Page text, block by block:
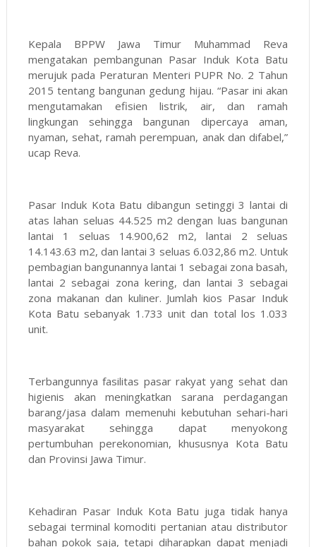
Kepala BPPW Jawa Timur Muhammad Reva
mengatakan pembangunan Pasar Induk Kota Batu
merujuk pada Peraturan Menteri PUPR No. 2 Tahun
2015 tentang bangunan gedung hijau. “Pasar ini akan
mengutamakan efisien listrik, air, dan ramah
lingkungan sehingga bangunan dipercaya aman,
nyaman, sehat, ramah perempuan, anak dan difabel,”
ucap Reva.
Pasar Induk Kota Batu dibangun setinggi 3 lantai di
atas lahan seluas 44.525 m2 dengan luas bangunan
lantai 1 seluas 14.900,62 m2, lantai 2 seluas
14.143.63 m2, dan lantai 3 seluas 6.032,86 m2. Untuk
pembagian bangunannya lantai 1 sebagai zona basah,
lantai 2 sebagai zona kering, dan lantai 3 sebagai
zona makanan dan kuliner. Jumlah kios Pasar Induk
Kota Batu sebanyak 1.733 unit dan total los 1.033
unit.
Terbangunnya fasilitas pasar rakyat yang sehat dan
higienis akan meningkatkan sarana perdagangan
barang/jasa dalam memenuhi kebutuhan sehari-hari
masyarakat sehingga dapat menyokong
pertumbuhan perekonomian, khususnya Kota Batu
dan Provinsi Jawa Timur.
Kehadiran Pasar Induk Kota Batu juga tidak hanya
sebagai terminal komoditi pertanian atau distributor
bahan pokok saja, tetapi diharapkan dapat menjadi